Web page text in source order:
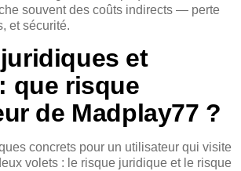
souvent des coûts indirects — perte
et sécurité.
et
que risque
de Madplay77 ?
concrets pour un utilisateur qui visite
volets : le risque juridique et le risque